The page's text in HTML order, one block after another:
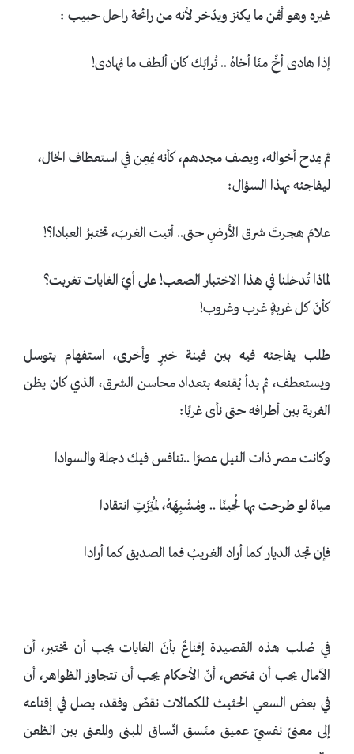
غيره وهو أثمن ما يكنز ويدّخر لأنه من رائحة راحل حبيب :
إذا هادى أخٌ منّا أخاهُ .. تُرابَك كان ألطف ما يُهادى!
ثم يمدح أخواله، ويصف مجدهم، كأنه يُمعِن في استعطاف الخال،
ليفاجئه بهذا السؤال:
علامَ هجرتَ شرق الأرضِ حتى.. أتيت الغربَ، تختبرُ العبادا؟!
لماذا تُدخلنا في هذا الاختبار الصعب! على أيّ الغايات تغربت؟
كأنّ كل غربةٍ غرب وغروب!
طلب يفاجئه فيه بين فينة خبرٍ وأخرى، استفهام يتوسل
ويستعطف، ثم بدأ يُقنعه بتعداد محاسن الشرق، الذي كان يظن
الغربة بين أطرافه حتى نأى غربًا:
وكانت مصر ذات النيل عصرًا ..تنافس فيك دجلة والسوادا
مياهٌ لو طرحت بها لُجينًا .. ومُشْبِهَهُ، لمُيّزَتِ انتقادا
فإن تجد الديار كما أراد الغريبُ فما الصديق كما أرادا
في صُلب هذه القصيدة إقناعٌ بأنّ الغايات يجب أن تختبر، أن
الآمال يجب أن تمحّص، أنّ الأحكام يجب أن تتجاوز الظواهر، أن
في بعض السعي الحثيث للكمالات نقصٌ وفقد، يصل في إقناعه
إلى معنىً نفسيّ عميق متّسق اتّساق المبنى والمعنى بين الظعن